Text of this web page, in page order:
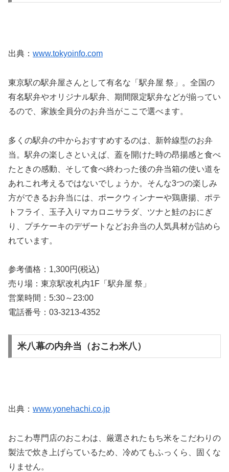
出典： www.tokyoinfo.com
東京駅の駅弁屋さんとして有名な「駅弁屋 祭」。全国の
有名駅弁やオリジナル駅弁、期間限定駅弁などが揃ってい
るので、家族全員分のお弁当がここで選べます。
多くの駅弁の中からおすすめするのは、新幹線型のお弁
当。駅弁の楽しさといえば、蓋を開けた時の昂揚感と食べ
たときの感動、そして食べ終わった後の弁当箱の使い道を
あれこれ考えるではないでしょうか。そんな3つの楽しみ
方ができるお弁当には、ポークウィンナーや鶏唐揚、ポテ
トフライ、玉子入りマカロニサラダ、ツナと鮭のおにぎ
り、プチケーキのデザートなどお弁当の人気具材が詰めら
れています。
参考価格：1,300円(税込)
売り場：東京駅改札内1F「駅弁屋 祭」
営業時間：5:30～23:00
電話番号：03-3213-4352
米八幕の内弁当（おこわ米八）
出典： www.yonehachi.co.jp
おこわ専門店のおこわは、厳選されたもち米をこだわりの
製法で炊き上げらているため、冷めてもふっくら、固くな
りません。